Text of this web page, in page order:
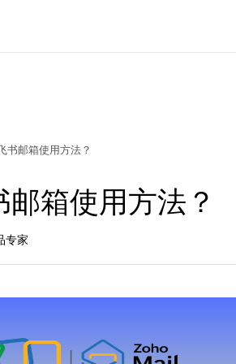
书邮箱使用方法？
箱使用方法？
专家